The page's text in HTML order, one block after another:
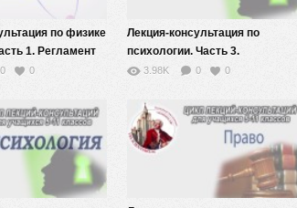
по физике
1. Регламент
0 0
Лекция-консультация по
психологии. Часть 3.
3.98K 0 0